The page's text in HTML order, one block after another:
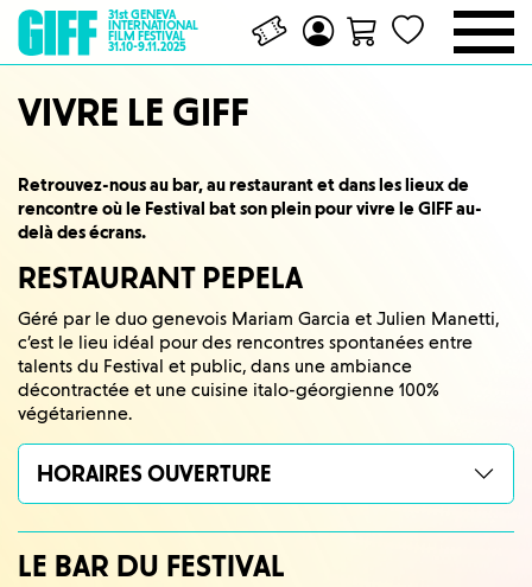
31st GENEVA
INTERNATIONAL
FILM FESTIVAL
31.10-9.11.2025
VIVRE LE GIFF
Retrouvez-nous au bar, au restaurant et dans les lieux de
rencontre où le Festival bat son plein pour vivre le GIFF au-
delà des écrans.
RESTAURANT PEPELA
Géré par le duo genevois Mariam Garcia et Julien Manetti,
c’est le lieu idéal pour des rencontres spontanées entre
talents du Festival et public, dans une ambiance
décontractée et une cuisine italo-géorgienne 100%
végétarienne.
HORAIRES OUVERTURE
LE BAR DU FESTIVAL